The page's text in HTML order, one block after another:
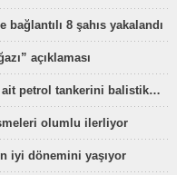
8 şahıs yakalandı
açıklaması
ait petrol tankerini balistik…
olumlu ilerliyor
iyi dönemini yaşıyor